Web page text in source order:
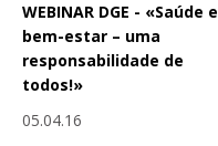
WEBINAR DGE - «Saúde e
bem-estar – uma
responsabilidade de
todos!»
05.04.16